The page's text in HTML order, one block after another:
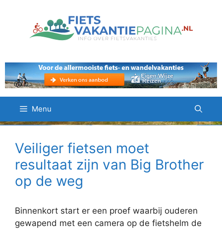
Menu
Veiliger fietsen moet
resultaat zijn van Big Brother
op de weg
Binnenkort start er een proef waarbij ouderen
gewapend met een camera op de fietshelm de